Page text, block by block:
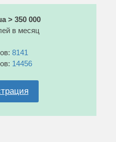
> 350 000
в месяц
8141
14456